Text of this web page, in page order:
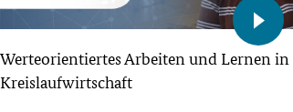
Werteorientiertes Arbeiten und Lernen in
Kreislaufwirtschaft